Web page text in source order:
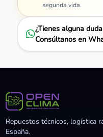
segunda vida.
¿Tienes alguna
Consúltanos en
Repuestos técnicos, logística
España.